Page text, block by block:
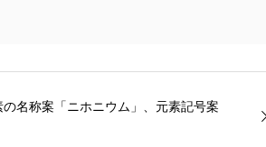
の名称案「ニホニウム」、元素記号案